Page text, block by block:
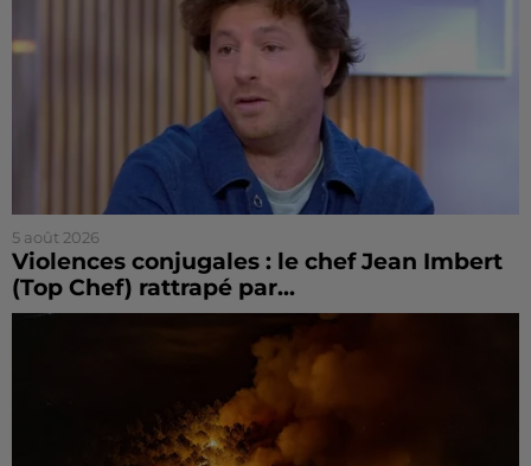
5 août 2026
Violences conjugales : le chef Jean Imbert
(Top Chef) rattrapé par...